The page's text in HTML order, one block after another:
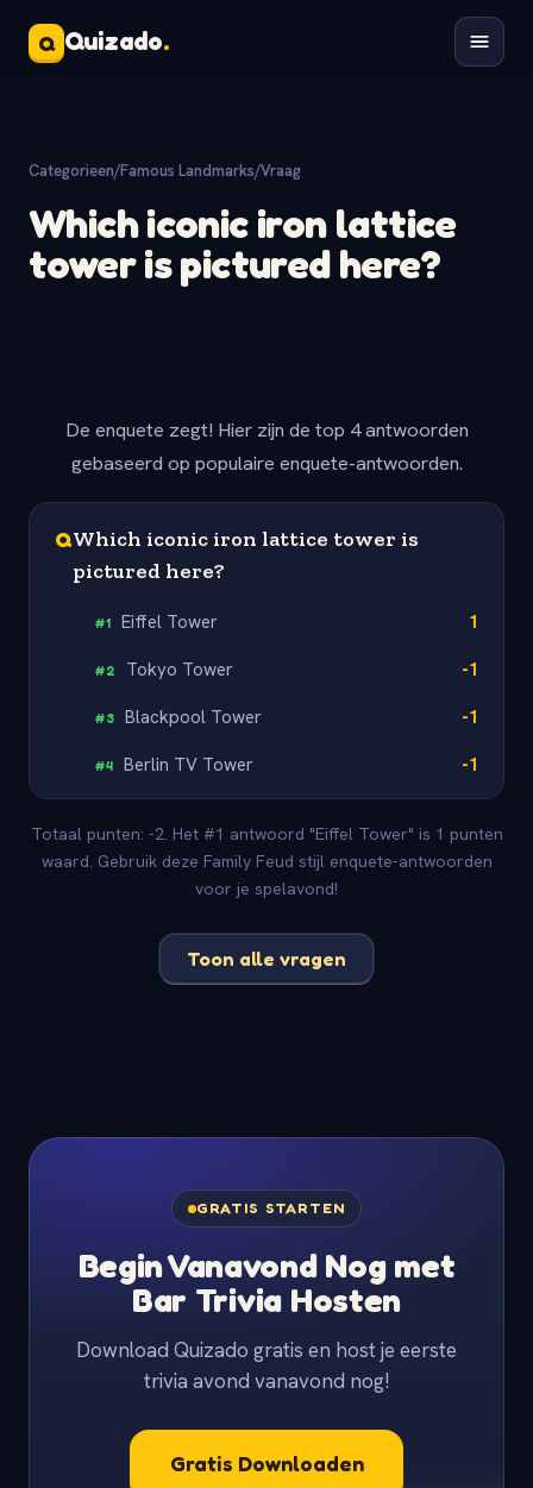
Q Quizado.
Categorieen/Famous Landmarks/Vraag
Which iconic iron lattice
tower is pictured here?
De enquete zegt! Hier zijn de top 4 antwoorden
gebaseerd op populaire enquete-antwoorden.
QWhich iconic iron lattice tower is
pictured here?
#1 Eiffel Tower 1
#2 Tokyo Tower -1
#3 Blackpool Tower -1
#4 Berlin TV Tower -1
Totaal punten: -2. Het #1 antwoord "Eiffel Tower" is 1 punten
waard. Gebruik deze Family Feud stijl enquete-antwoorden
voor je spelavond!
Toon alle vragen
GRATIS STARTEN
Begin Vanavond Nog met
Bar Trivia Hosten
Download Quizado gratis en host je eerste
trivia avond vanavond nog!
Gratis Downloaden